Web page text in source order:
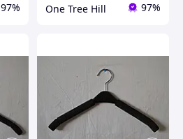
97% One Tree Hill 97%